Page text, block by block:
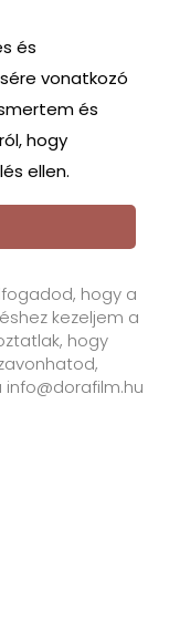
és
vonatkozó
és
hogy
ellen.
hogy a
kezeljem a
hogy